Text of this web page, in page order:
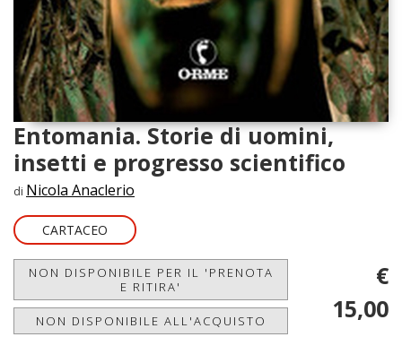
Entomania. Storie di uomini,
insetti e progresso scientifico
di Nicola Anaclerio
CARTACEO
NON DISPONIBILE PER IL 'PRENOTA
E RITIRA'
NON DISPONIBILE ALL'ACQUISTO
€
15,00